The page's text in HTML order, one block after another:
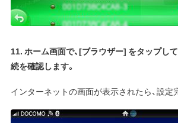
11. ホーム画面で、[ブラウザー] をタップし
続を確認します。
インターネットの画面が表示されたら、設定